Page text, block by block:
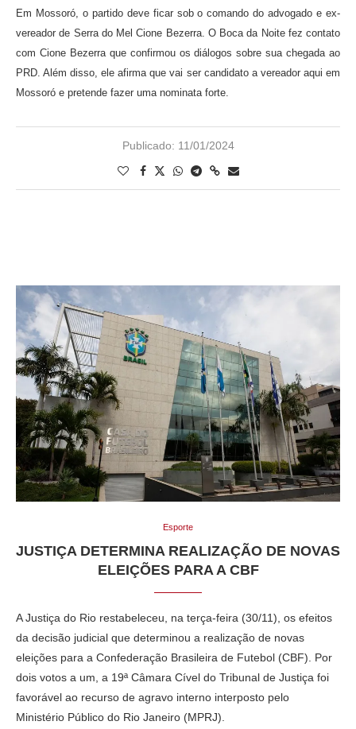
Em Mossoró, o partido deve ficar sob o comando do advogado e ex-
vereador de Serra do Mel Cione Bezerra. O Boca da Noite fez contato
com Cione Bezerra que confirmou os diálogos sobre sua chegada ao
PRD. Além disso, ele afirma que vai ser candidato a vereador aqui em
Mossoró e pretende fazer uma nominata forte.
Publicado: 11/01/2024
Esporte
JUSTIÇA DETERMINA REALIZAÇÃO DE NOVAS
ELEIÇÕES PARA A CBF
A Justiça do Rio restabeleceu, na terça-feira (30/11), os efeitos
da decisão judicial que determinou a realização de novas
eleições para a Confederação Brasileira de Futebol (CBF). Por
dois votos a um, a 19ª Câmara Cível do Tribunal de Justiça foi
favorável ao recurso de agravo interno interposto pelo
Ministério Público do Rio Janeiro (MPRJ).